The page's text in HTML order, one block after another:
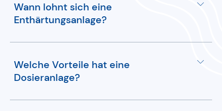
Wann lohnt sich eine
Enthärtungsanlage?
Eine Enthärtungsanlage lohnt sich bei hartem
Wasser, um Kalkablagerungen in Rohrleitungen
Lebensdauer und Effizienz der Geräte erhöht.
Welche Vorteile hat eine
Dosieranlage?